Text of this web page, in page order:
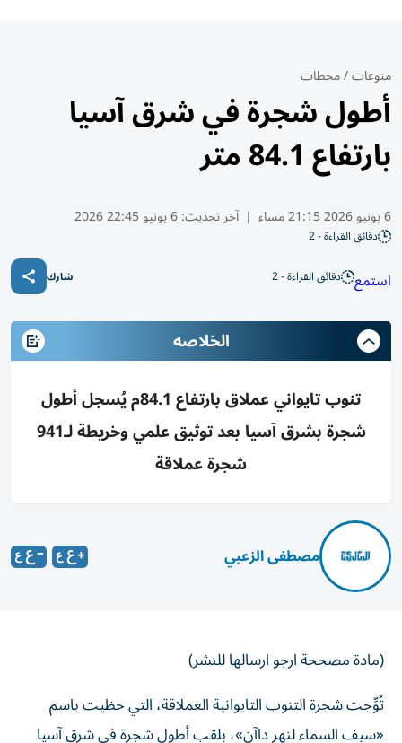
منوعات/محطات
أطول شجرة في شرق آسيا
بارتفاع 84.1 متر
6 يونيو 2026 21:15 مساء | آخر تحديث:6 يونيو 22:45 2026
دقائق القراءة - 2
استمع دقائق القراءة - 2 شارك
الخلاصه
تنوب تايواني عملاق بارتفاع 84.1م يُسجل أطول
شجرة بشرق آسيا بعد توثيق علمي وخريطة لـ941
شجرة عملاقة
مصطفى الزعبي
(مادة مصححة ارجو ارسالها للنشر)
تُوِّجت شجرة التنوب التايوانية العملاقة، التي حظيت باسم
«سيف السماء لنهر داآن»، بلقب أطول شجرة في شرق آسيا